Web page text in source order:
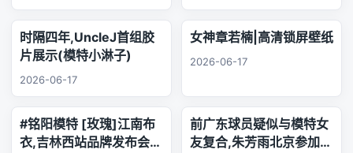
时隔四年,UncleJ首组胶
片展示(模特小淋子)
2026-06-17
女神章若楠|高清锁屏壁纸
2026-06-17
#铭阳模特 [玫瑰]江南布
衣,吉林西站品牌发布会..
前广东球员疑似与模特女
友复合,朱芳雨北京参加品